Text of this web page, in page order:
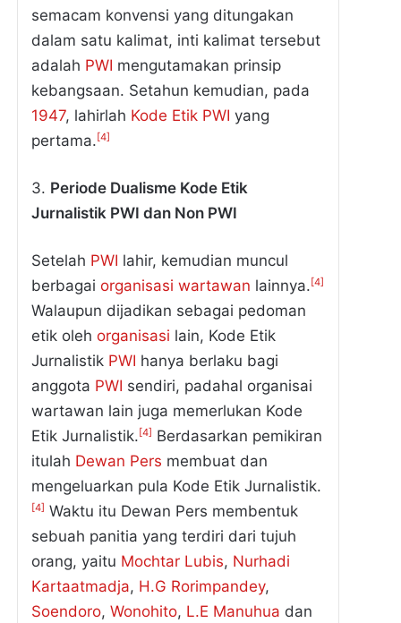
semacam konvensi yang ditungakan
dalam satu kalimat, inti kalimat tersebut
adalah PWI mengutamakan prinsip
kebangsaan. Setahun kemudian, pada
1947, lahirlah Kode Etik PWI yang
pertama.[4]
3. Periode Dualisme Kode Etik
Jurnalistik PWI dan Non PWI
Setelah PWI lahir, kemudian muncul
berbagaiorganisasi wartawan lainnya.[4]
Walaupun dijadikan sebagai pedoman
etik olehorganisasi lain, Kode Etik
Jurnalistik PWI hanya berlaku bagi
anggota PWI sendiri, padahal organisai
wartawan lain juga memerlukan Kode
Etik Jurnalistik.[4] Berdasarkan pemikiran
itulah Dewan Pers membuat dan
mengeluarkan pula Kode Etik Jurnalistik.
[4] Waktu itu Dewan Pers membentuk
sebuah panitia yang terdiri dari tujuh
orang, yaitu Mochtar Lubis, Nurhadi
Kartaatmadja, H.G Rorimpandey,
Soendoro,Wonohito, L.E Manuhua dan